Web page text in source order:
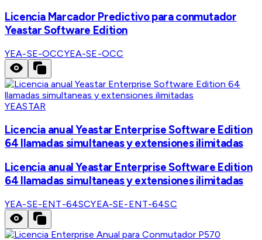
Licencia Marcador Predictivo para conmutador
Yeastar Software Edition
YEA-SE-OCCYEA-SE-OCC
YEASTAR
Licencia anual Yeastar Enterprise Software Edition
64 llamadas simultaneas y extensiones ilimitadas
Licencia anual Yeastar Enterprise Software Edition
64 llamadas simultaneas y extensiones ilimitadas
YEA-SE-ENT-64SCYEA-SE-ENT-64SC